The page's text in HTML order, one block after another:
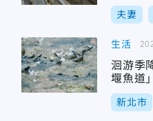
夫妻
生活
洄游季
堰魚道
新北市